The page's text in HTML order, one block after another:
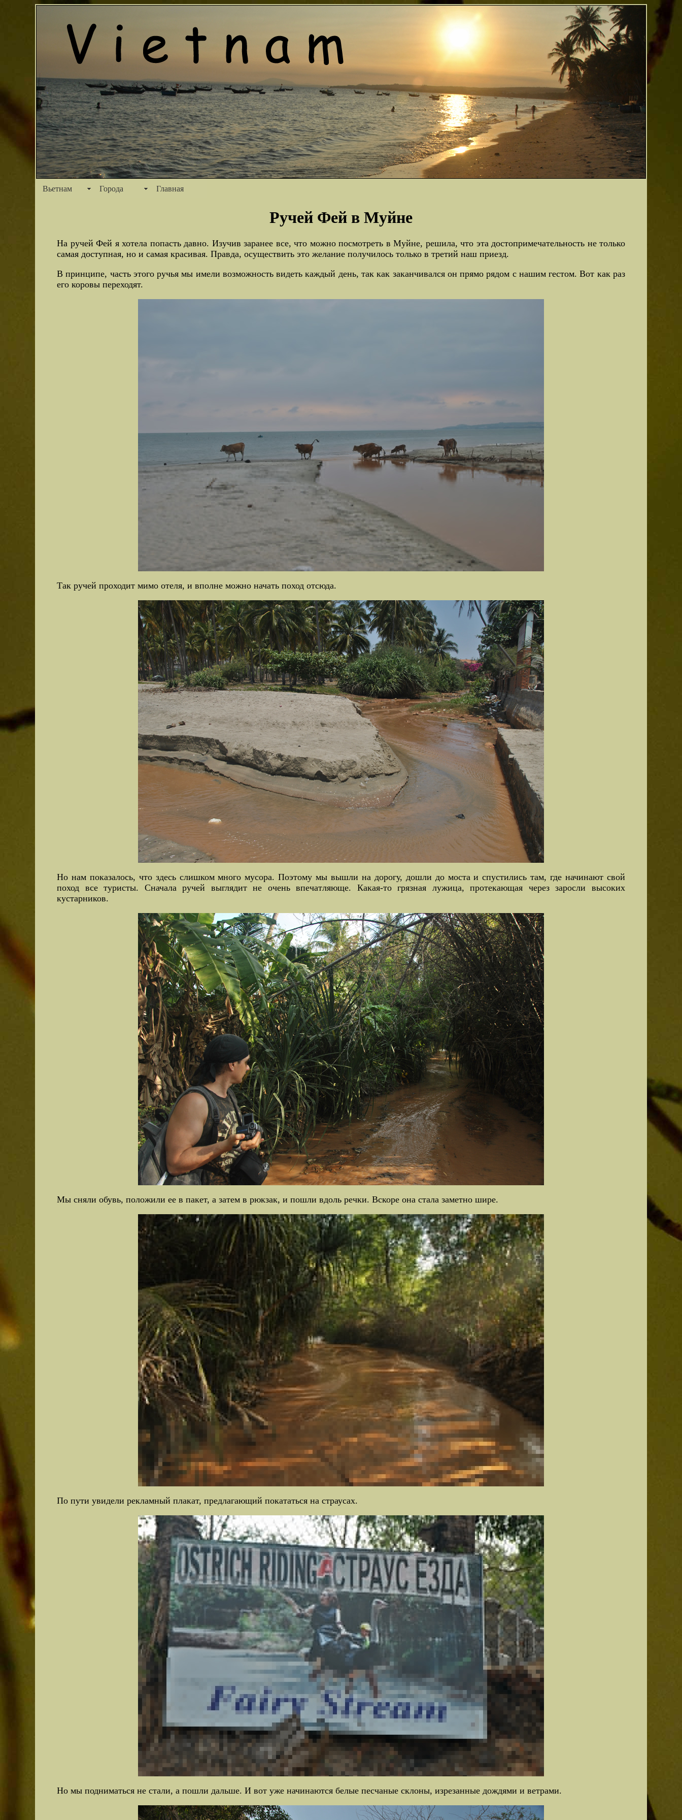
Вьетнам Города Главная
Ручей Фей в Муйне
На ручей Фей я хотела попасть давно. Изучив заранее все, что можно посмотреть в Муйне, решила, что эта достопримечательность не только
самая доступная, но и самая красивая. Правда, осуществить это желание получилось только в третий наш приезд.
В принципе, часть этого ручья мы имели возможность видеть каждый день, так как заканчивался он прямо рядом с нашим гестом. Вот как раз
его коровы переходят.
Так ручей проходит мимо отеля, и вполне можно начать поход отсюда.
Но нам показалось, что здесь слишком много мусора. Поэтому мы вышли на дорогу, дошли до моста и спустились там, где начинают свой
поход все туристы. Сначала ручей выглядит не очень впечатляюще. Какая-то грязная лужица, протекающая через заросли высоких
кустарников.
Мы сняли обувь, положили ее в пакет, а затем в рюкзак, и пошли вдоль речки. Вскоре она стала заметно шире.
По пути увидели рекламный плакат, предлагающий покататься на страусах.
Но мы подниматься не стали, а пошли дальше. И вот уже начинаются белые песчаные склоны, изрезанные дождями и ветрами.